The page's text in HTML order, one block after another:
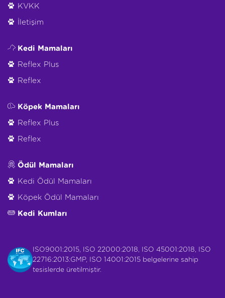
KVKK
İletişim
Kedi Mamaları
Reflex Plus
Reflex
Köpek Mamaları
Reflex Plus
Reflex
Ödül Mamaları
Kedi Ödül Mamaları
Köpek Ödül Mamaları
Kedi Kumları
ISO9001:2015, ISO 22000:2018, ISO 45001:2018, ISO
22716:2013:GMP, ISO 14001:2015 belgelerine sahip
tesislerde üretilmiştir.